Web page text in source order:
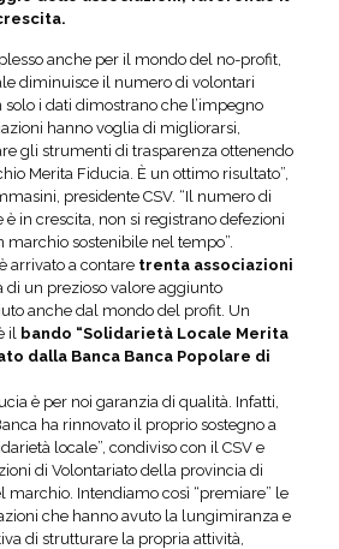
anche per il mondo del no-profit,
diminuisce il numero di volontari
i dati dimostrano che l’impegno
hanno voglia di migliorarsi,
gli strumenti di trasparenza ottenendo
Merita Fiducia. È un ottimo risultato”,
presidente CSV. “Il numero di
è in crescita, non si registrano defezioni
marchio sostenibile nel tempo”.
arrivato a contaretrenta associazioni
di un prezioso valore aggiunto
anche dal mondo del profit. Un
ilbando “Solidarietà Locale Merita
dalla Banca Banca Popolare di
è per noi garanzia di qualità. Infatti,
ha rinnovato il proprio sostegno a
locale”, condiviso con il CSV e
di Volontariato della provincia di
marchio. Intendiamo così “premiare” le
che hanno avuto la lungimiranza e
di strutturare la propria attività,